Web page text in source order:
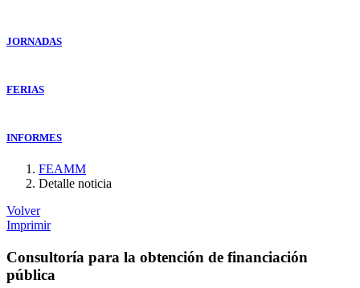
JORNADAS
FERIAS
INFORMES
FEAMM
Detalle noticia
Volver
Imprimir
Consultoría para la obtención de financiación
pública